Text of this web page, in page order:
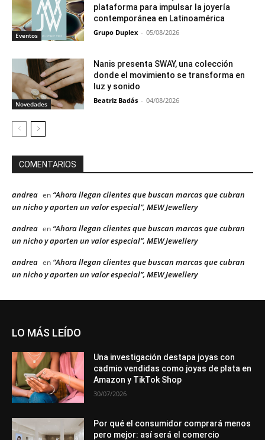
Eventos
plataforma para impulsar la joyería
contemporánea en Latinoamérica
Grupo Duplex - 05/08/2026
Novedades
Nanis presenta SWAY, una colección
donde el movimiento se transforma en
luz y sonido
Beatriz Badás - 04/08/2026
COMENTARIOS
andrea en “Ahora llegan clientes que buscan marcas que cubran
un nicho y aporten un valor especial”, MEW Jewellery
andrea en “Ahora llegan clientes que buscan marcas que cubran
un nicho y aporten un valor especial”, MEW Jewellery
andrea en “Ahora llegan clientes que buscan marcas que cubran
un nicho y aporten un valor especial”, MEW Jewellery
LO MÁS LEÍDO
Una investigación destapa joyas con
cadmio vendidas como joyas de plata en
Amazon y TikTok Shop
30/07/2026
Por qué el consumidor comprará menos
pero mejor: así será el comercio